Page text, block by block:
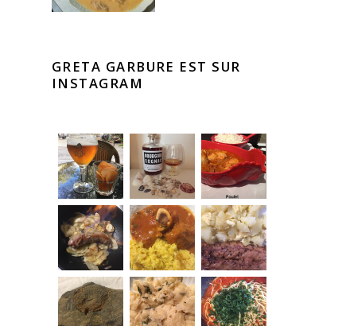
GRETA GARBURE EST SUR
INSTAGRAM